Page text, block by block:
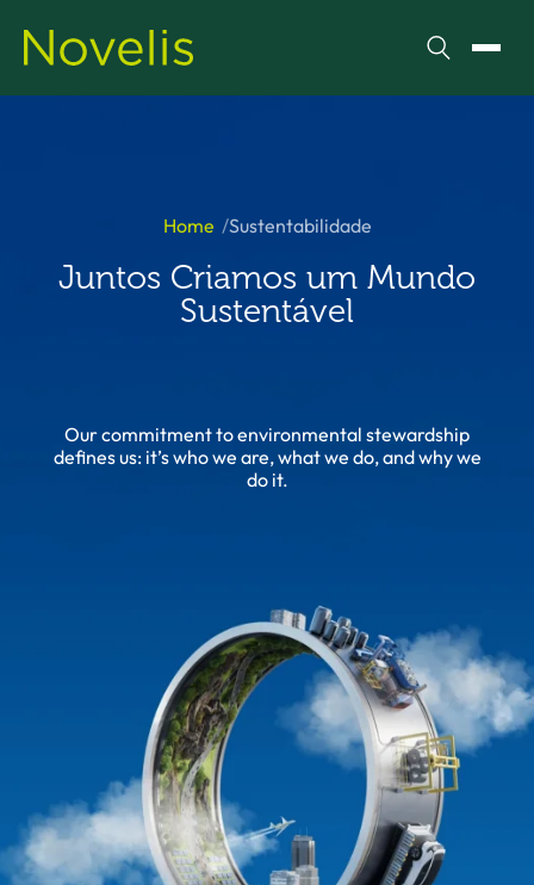
Pesquisar
Home Sustentabilidade
Juntos Criamos um Mundo
Sustentável
Our commitment to environmental stewardship
defines us: it’s who we are, what we do, and why we
do it.